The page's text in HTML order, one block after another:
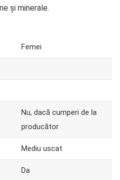
și minerale.
Femei
Nu, dacă cumperi de la
producător
Mediu uscat
Da